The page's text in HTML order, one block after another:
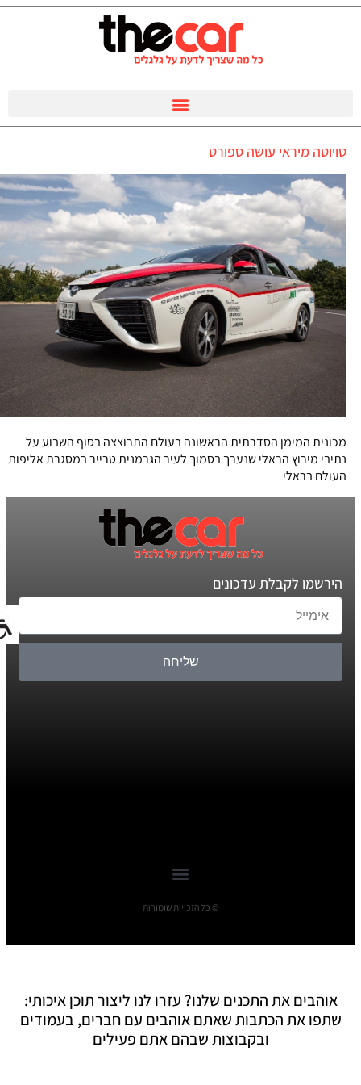
טויוטה מיראי עושה ספורט
מכונית המימן הסדרתית הראשונה בעולם התרוצצה בסוף השבוע על
נתיבי מירוץ הראלי שנערך בסמוך לעיר הגרמנית טרייר במסגרת אליפות
העולם בראלי
הירשמו לקבלת עדכונים
שליחה
© כל הזכויות שומורות
אוהבים את התכנים שלנו? עזרו לנו ליצור תוכן איכותי:
שתפו את הכתבות שאתם אוהבים עם חברים, בעמודים
ובקבוצות שבהם אתם פעילים